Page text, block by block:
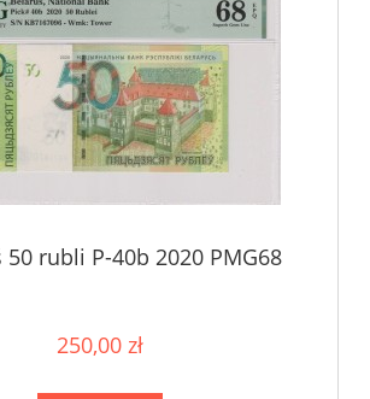
50 rubli P-40b 2020 PMG68
250,00 zł